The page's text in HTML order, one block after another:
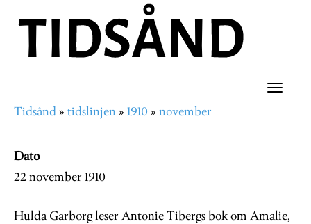
hovedinnhold
Toggle
Navigasjonssti
Tidsånd tidslinjen 1910 november
Dato
22 november 1910
Hulda Garborg leser Antonie Tibergs bok om Amalie,